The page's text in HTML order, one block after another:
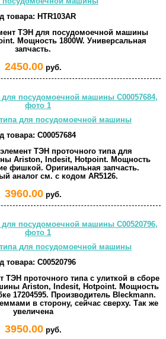
товара: HTR103AR
ТЭН для посудомоечной машины
Мощность 1800W. Универсальная
запчасть.
2450.00руб.
для посудомоечной машины
товара: C00057684
ТЭН проточного типа для
Ariston, Indesit, Hotpoint. Мощность
фишкой. Оригинальная запчасть.
аналог см. с кодом AR5126.
3960.00руб.
для посудомоечной машины
товара: C00520796
ТЭН проточного типа с улиткой в сборе
Ariston, Indesit, Hotpoint. Мощность
17204595. Производитель Bleckmann.
в сторону, сейчас сверху. Так же
увеличена
3950.00руб.